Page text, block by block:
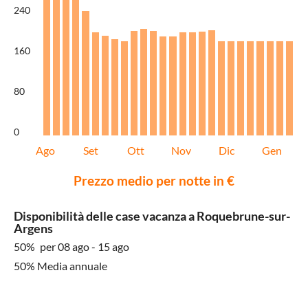
240
160
80
0
Ago Set Ott Nov Dic Gen
Prezzo medio per notte in €
Disponibilità delle case vacanza a Roquebrune-sur-
Argens
50% per 08 ago - 15 ago
50% Media annuale